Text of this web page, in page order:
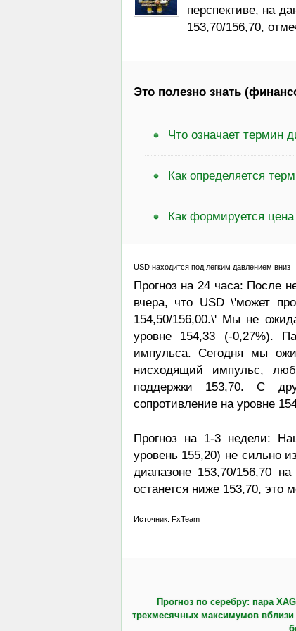
перспективе, на
153,70/156,70,
Это полезно знать
Что означает термин
Как определяется
Как формируется
USD находится под легким давлением вниз
Прогноз на 24 часа: После
вчера, что USD \'может
154,50/156,00.\' Мы не
уровне 154,33 (-0,27%).
импульса. Сегодня мы
нисходящий импульс,
поддержки 153,70. С
сопротивление на уровне
Прогноз на 1-3 недели:
уровень 155,20) не сильно
диапазоне 153,70/156,70
останется ниже 153,70, это
Источник: FxTeam
Прогноз по серебру: пара
трехмесячных максимумов вблизи